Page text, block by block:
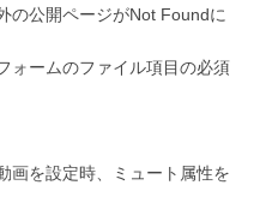
の公開ページがNot Foundに
ォームのファイル項目の必須
画を設定時、ミュート属性を